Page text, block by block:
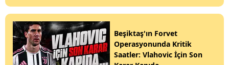
Beşiktaş'ın Forvet
Operasyonunda Kritik
Saatler: Vlahovic İçin Son